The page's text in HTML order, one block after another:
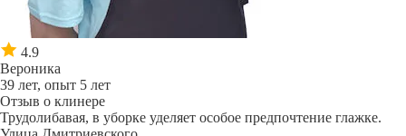
4.9
Вероника
39 лет, опыт 5 лет
Отзыв о клинере
Трудолибавая, в уборке уделяет особое предпочтение глажке.